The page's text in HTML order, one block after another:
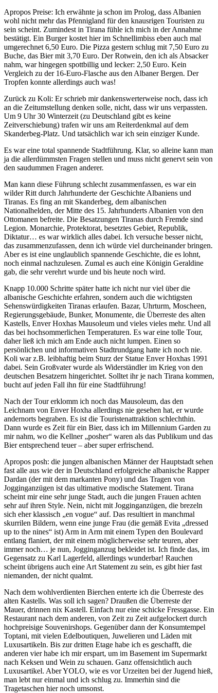
Apropos Preise: Ich erwähnte ja schon im Prolog, dass Albanien
wohl nicht mehr das Pfennigland für den knausrigen Touristen zu
sein scheint. Zumindest in Tirana fühle ich mich in der Annahme
bestätigt. Ein Burger kostet hier im Schnellimbiss eben auch mal
umgerechnet 6,50 Euro. Die Pizza gestern schlug mit 7,50 Euro zu
Buche, das Bier mit 3,70 Euro. Der Rotwein, den ich als Absacker
nahm, war hingegen spottbillig und lecker: 2,50 Euro. Kein
Vergleich zu der 16-Euro-Flasche aus den Albaner Bergen. Der
Tropfen konnte allerdings auch was!
Zurück zu Koli: Er schrieb mir dankenswerterweise noch, dass ich
an die Zeitumstellung denken solle, nicht, dass wir uns verpassten.
Um 9 Uhr 30 Winterzeit (zu Deutschland gibt es keine
Zeitverschiebung) trafen wir uns am Reiterdenkmal auf dem
Skanderbeg-Platz. Und tatsächlich war ich sein einziger Kunde.
Es war eine total spannende Stadtführung. Klar, so alleine kann man
ja die allerdümmsten Fragen stellen und muss nicht genervt sein von
den saudummen Fragen anderer.
Man kann diese Führung schlecht zusammenfassen, es war ein
wilder Ritt durch Jahrhunderte der Geschichte Albaniens und
Tiranas. Es fing an mit Skanderbeg, dem albanischen
Nationalhelden, der Mitte des 15. Jahrhunderts Albanien von den
Ottomanen befreite. Die Besatzungen Tiranas durch Fremde sind
Legion. Monarchie, Protektorat, besetztes Gebiet, Republik,
Diktatur… es war wirklich alles dabei. Ich versuche besser nicht,
das zusammenzufassen, denn ich würde viel durcheinander bringen.
Aber es ist eine unglaublich spannende Geschichte, die es lohnt,
noch einmal nachzulesen. Zumal es auch eine Königin Geraldine
gab, die sehr verehrt wurde und bis heute noch wird.
Knapp 10.000 Schritte später hatte ich nicht nur viel über die
albanische Geschichte erfahren, sondern auch die wichtigsten
Sehenswürdigkeiten Tiranas erlaufen. Bazar, Uhrturm, Moscheen,
Regierungsgebäude, Bunker, Monumente, die Überreste des alten
Kastells, Enver Hoxhas Mausoleum und vieles vieles mehr. Und all
das bei hochsommerlichen Temperaturen. Es war eine tolle Tour,
daher ließ ich mich am Ende auch nicht lumpen. Einen so
persönlichen und informativen Stadtrundgang hatte ich noch nie.
Koli war z.B. leibhaftig beim Sturz der Statue Enver Hoxhas 1991
dabei. Sein Großvater wurde als Widerständler im Krieg von den
deutschen Besatzern hingerichtet. Solltet ihr je nach Tirana kommen,
bucht auf jeden Fall ihn für eine Stadtführung!
Nach der Tour erklomm ich noch das Mausoleum, das den
Leichnam von Enver Hoxha allerdings nie gesehen hat, er wurde
andernorts begraben. Es ist die Touristenattraktion schlechthin.
Dann wurde es Zeit für ein Bier, dass ich im Millennium Garden zu
mir nahm, wo die Kellner „posher“ waren als das Publikum und das
Bier entsprechend teuer – aber super erfrischend.
Apropos posh: die jungen albanischen Männer der Hauptstadt sehen
fast alle aus wie der in Deutschland erfolgreiche albanische Rapper
Dardan (der mit dem markanten Pony) und das Tragen von
Jogginganzügen ist das ultimative modische Statement. Tirana
scheint mir eine sehr junge Stadt, auch die jungen Frauen achten
sehr auf ihren Style. Nein, nicht mit Jogginganzügen, die brezeln
sich eher klassisch „en vogue“ auf. Das resultiert in manchmal
skurrilen Bildern, wenn eine junge Frau (die gemäß Evita „dressed
up to the nines“ ist) Arm in Arm mit einem Typen den Boulevard
entlang flaniert, der mit einem möglicherweise sehr teuren, aber
immer noch… je nun, Jogginganzug bekleidet ist. Ich finde das, im
Gegensatz zu Karl Lagerfeld, allerdings wunderbar! Rauchen
scheint übrigens auch eine Art Statement zu sein, es gibt hier fast
niemanden, der nicht qualmt.
Nach dem wohlverdienten Bierchen enterte ich die Überreste des
alten Kastells. Was soll ich sagen? Draußen die Überreste der
Mauer, drinnen nix Kastell. Einfach nur eine schicke Fressgasse. Ein
Restaurant nach dem anderen, von Zeit zu Zeit aufgelockert durch
hochpreisige Souvenirshops. Gegenüber dann der Konsumtempel
Toptani, mit vielen Edelboutiquen, Juwelieren und Läden mit
Luxusartikeln. Bis zur dritten Etage habe ich es geschafft, die
anderen vier habe ich mir erspart, um im Basement im Supermarkt
nach Keksen und Wein zu schauen. Ganz offensichtlich auch
Luxusartikel. Aber YOLO, wie es vor Urzeiten bei der Jugend hieß,
man lebt nur einmal und ich schlug zu. Immerhin sind die
Tragetaschen hier noch umsonst.